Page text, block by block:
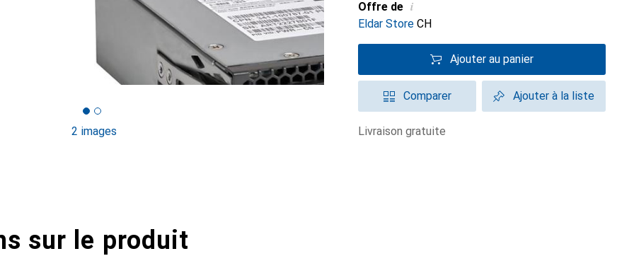
2 images
Offre de i
Eldar Store CH
Ajouter au panier
Comparer Ajouter à la liste
livraison gratuite
sur le produit